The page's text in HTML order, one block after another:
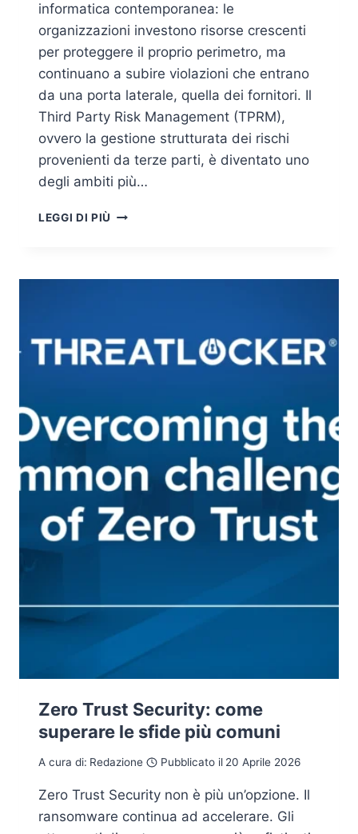
informatica contemporanea: le
organizzazioni investono risorse crescenti
per proteggere il proprio perimetro, ma
continuano a subire violazioni che entrano
da una porta laterale, quella dei fornitori. Il
Third Party Risk Management (TPRM),
ovvero la gestione strutturata dei rischi
provenienti da terze parti, è diventato uno
degli ambiti più…
LEGGI DI PIÙ THIRD
(TPRM)
IL
RISCHIO
PORTA
DEI
Zero Trust Security: come
superare le sfide più comuni
A cura di: Redazione Pubblicato il 20 Aprile 2026
Zero Trust Security non è più un’opzione. Il
ransomware continua ad accelerare. Gli